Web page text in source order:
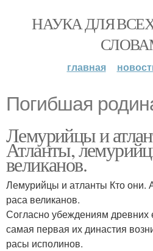
НАУКА ДЛЯ
главная
Погибшая
Лемурийцы и
Атланты,
великанов.
Лемурийцы и атланты Кто они.
раса великанов.
Согласно убеждениям древних
самая первая их династия
расы исполинов.